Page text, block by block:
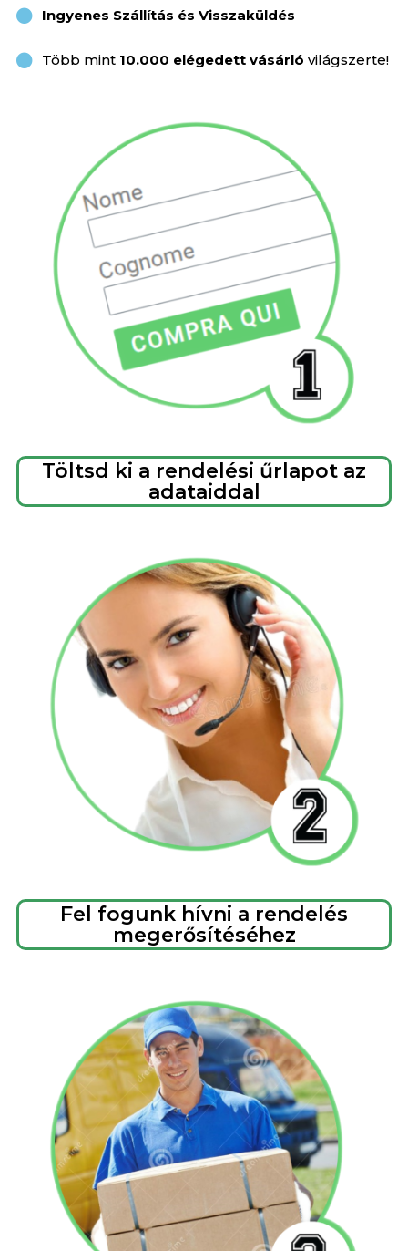
Ingyenes Szállítás és Visszaküldés
Több mint 10.000 elégedett vásárló világszerte!
Töltsd ki a rendelési űrlapot az
adataiddal
Fel fogunk hívni a rendelés
megerősítéséhez